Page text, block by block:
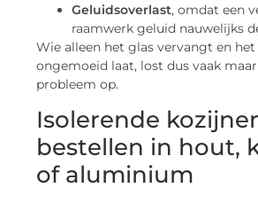
Geluidsoverlast, omdat een
raamwerk geluid nauwelijks
Wie alleen het glas vervangt en
ongemoeid laat, lost dus vaak
probleem op.
Isolerende
bestellen in hout,
of aluminium